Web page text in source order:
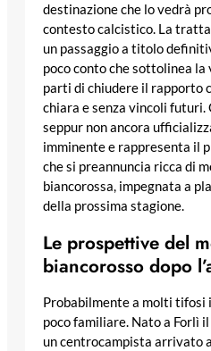
destinazione che lo vedrà
contesto calcistico. La
un passaggio a titolo
poco conto che sottolinea
parti di chiudere il rapporto
chiara e senza vincoli futuri.
seppur non ancora
imminente e rappresenta il
che si preannuncia ricca di
biancorossa, impegnata a
della prossima stagione.
Le prospettive del
biancorosso dopo
Probabilmente a molti tifosi
poco familiare. Nato a Forlì
un centrocampista arrivato